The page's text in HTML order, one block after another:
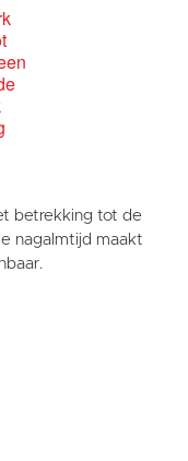
betrekking tot de
nagalmtijd maakt